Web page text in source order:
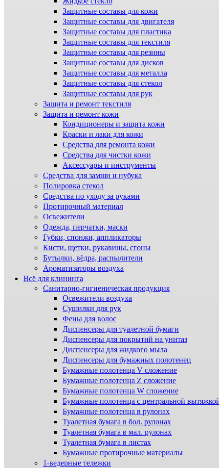
Защитные составы для кожи
Защитные составы для двигателя
Защитные составы для пластика
Защитные составы для текстиля
Защитные составы для резины
Защитные составы для дисков
Защитные составы для металла
Защитные составы для стекол
Защитные составы для рук
Защита и ремонт текстиля
Защита и ремонт кожи
Кондиционеры и защита кожи
Краски и лаки для кожи
Средства для ремонта кожи
Средства для чистки кожи
Аксессуары и инструменты
Средства для замши и нубука
Полировка стекол
Средства по уходу за руками
Протирочный материал
Освежители
Одежда, перчатки, маски
Губки, спонжи, аппликаторы
Кисти, щетки, рукавицы, сгоны
Бутылки, вёдра, распылители
Ароматизаторы воздуха
Всё для клининга
Санитарно-гигиеническая продукция
Освежители воздуха
Сушилки для рук
Фены для волос
Диспенсеры для туалетной бумаги
Диспенсеры для покрытий на унитаз
Диспенсеры для жидкого мыла
Диспенсеры для бумажных полотенец
Бумажные полотенца V сложение
Бумажные полотенца Z сложение
Бумажные полотенца W сложение
Бумажные полотенца с центральной
Бумажные полотенца в рулонах
Туалетная бумага в бол. рулонах
Туалетная бумага в мал. рулонах
Туалетная бумага в листах
Бумажные протирочные материалы
1-ведерные тележки